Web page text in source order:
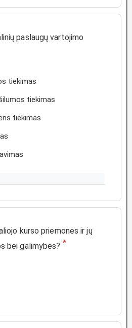
paslaugų vartojimo
tiekimas
tiekimas
tiekimas
kurso priemonės ir jų
bei galimybės? *